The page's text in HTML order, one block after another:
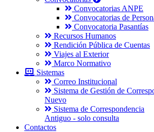
Convocatorias ANPE
Convocatorias de
Convocatoria Pasantías
Recursos Humanos
Rendición Pública de Cuentas
Viajes al Exterior
Marco Normativo
Sistemas
Correo Institucional
Sistema de Gestión de
Nuevo
Sistema de Correspondencia
Antiguo - solo consulta
Contactos